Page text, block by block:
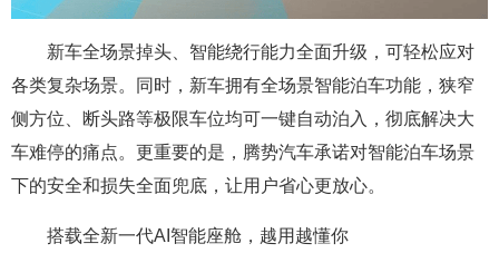
新车全场景掉头、智能绕行能力全面升级，可轻松应对
各类复杂场景。同时，新车拥有全场景智能泊车功能，狭窄
侧方位、断头路等极限车位均可一键自动泊入，彻底解决大
车难停的痛点。更重要的是，腾势汽车承诺对智能泊车场景
下的安全和损失全面兜底，让用户省心更放心。
搭载全新一代AI智能座舱，越用越懂你